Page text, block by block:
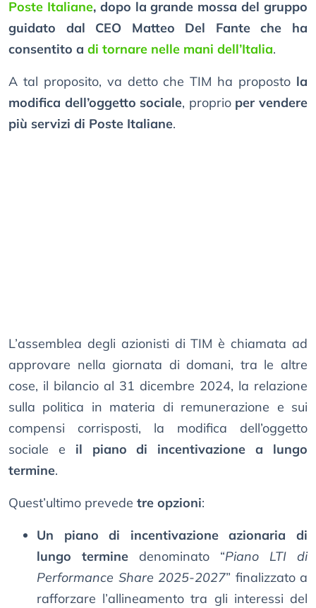
Poste Italiane, dopo la grande mossa del gruppo
guidato dal CEO Matteo Del Fante che ha
consentito a di tornare nelle mani dell’Italia.
A tal proposito, va detto che TIM ha proposto la
modifica dell’oggetto sociale, proprio per vendere
più servizi di Poste Italiane.
L’assemblea degli azionisti di TIM è chiamata ad
approvare nella giornata di domani, tra le altre
cose, il bilancio al 31 dicembre 2024, la relazione
sulla politica in materia di remunerazione e sui
compensi corrisposti, la modifica dell’oggetto
sociale e il piano di incentivazione a lungo
termine.
Quest’ultimo prevede tre opzioni:
Un piano di incentivazione azionaria di
lungo termine denominato “Piano LTI di
Performance Share 2025-2027” finalizzato a
rafforzare l’allineamento tra gli interessi del